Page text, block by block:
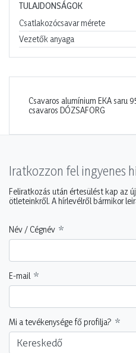
TULAJDONSÁGOK
Csatlakozócsavar mérete
Vezetők anyaga
Csavaros alumínium EKA saru
csavaros DÓZSAFORG
Iratkozzon fel ingyenes
Feliratkozás után értesülést kap az
ötleteinkről. A hírlevélről bármikor
Név / Cégnév
E-mail
Mi a tevékenysége fő profilja?
Kereskedő